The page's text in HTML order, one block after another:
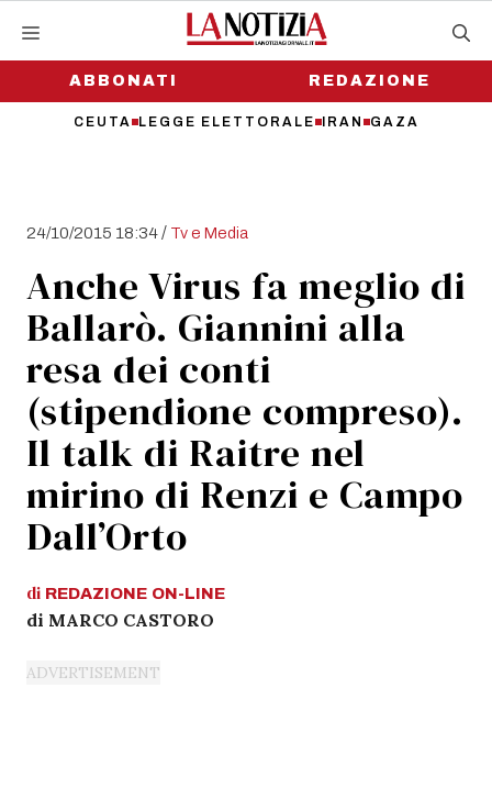
contenutoABBONATI
CEUTA LEGGE ELETTORALE IRAN GAZA
REDAZIONE
24/10/2015 18:34/ Tv e Media
Anche Virus fa meglio di
Ballarò. Giannini alla
resa dei conti
(stipendione compreso).
Il talk di Raitre nel
mirino di Renzi e Campo
Dall’Orto
di REDAZIONE ON-LINE
di MARCO CASTORO